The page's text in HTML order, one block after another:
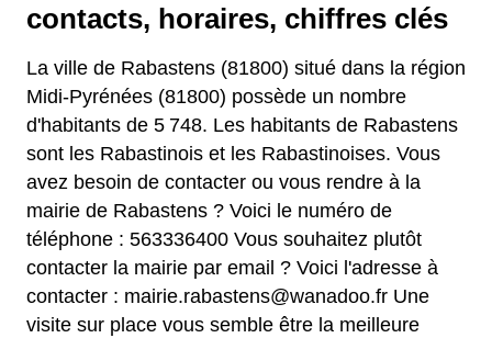
contacts, horaires, chiffres clés
La ville de Rabastens (81800) situé dans la région
Midi-Pyrénées (81800) possède un nombre
d'habitants de 5 748. Les habitants de Rabastens
sont les Rabastinois et les Rabastinoises. Vous
avez besoin de contacter ou vous rendre à la
mairie de Rabastens ? Voici le numéro de
téléphone : 563336400 Vous souhaitez plutôt
contacter la mairie par email ? Voici l'adresse à
contacter : mairie.rabastens@wanadoo.fr Une
visite sur place vous semble être la meilleure